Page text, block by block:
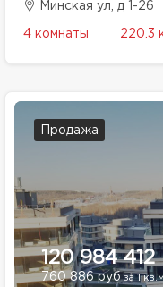
Минская ул, д 1-26
4 комнаты 220.3
Продажа
120 984 412
760 886 рубза 1